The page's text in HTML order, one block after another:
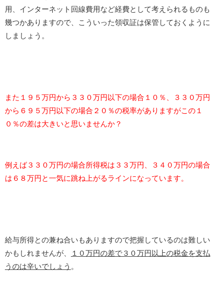
用、インターネット回線費用など経費として考えられるものも
幾つかありますので、こういった領収証は保管しておくように
しましょう。
また１９５万円から３３０万円以下の場合１０％、３３０万円
から６９５万円以下の場合２０％の税率がありますがこの１
０％の差は大きいと思いませんか？
例えば３３０万円の場合所得税は３３万円、３４０万円の場合
は６８万円と一気に跳ね上がるラインになっています。
給与所得との兼ね合いもありますので把握しているのは難しい
かもしれませんが、
１０万円の差で３０万円以上の税金を支払
うのは辛いでしょう